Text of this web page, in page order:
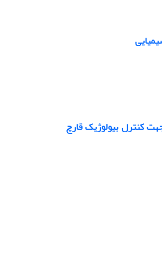
کنترل بیولوژیک قارچ